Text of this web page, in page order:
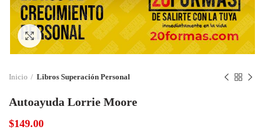
Click to enlarge
Inicio Libros Superación Personal
Autoayuda Lorrie Moore
$149.00